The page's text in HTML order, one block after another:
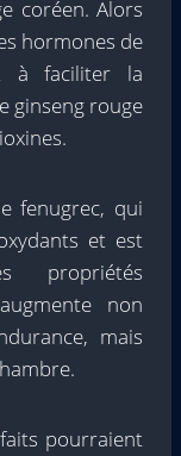
coréen. Alors
hormones de
à faciliter la
ginseng rouge
fenugrec, qui
et est
propriétés
non
mais
pourraient